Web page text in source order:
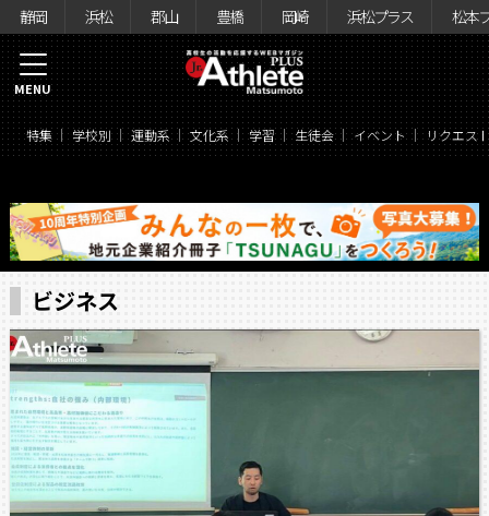
静岡 浜松 郡山 豊橋 岡崎 浜松プラス 松本
特集 学校別 運動系 文化系 学習 生徒会 イベント リクエス
MENU
ビジネス